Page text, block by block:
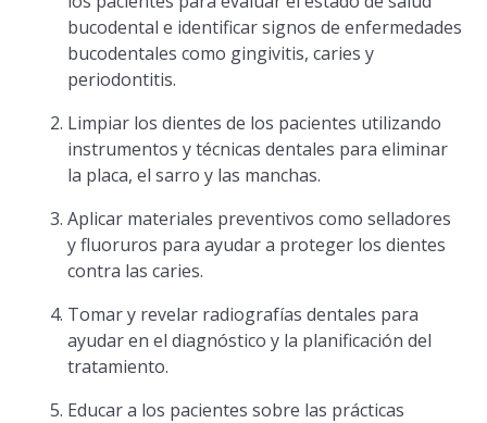
bucodental e identificar signos de enfermedades
bucodentales como gingivitis, caries y
periodontitis.
Limpiar los dientes de los pacientes utilizando
instrumentos y técnicas dentales para eliminar
la placa, el sarro y las manchas.
Aplicar materiales preventivos como selladores
y fluoruros para ayudar a proteger los dientes
contra las caries.
Tomar y revelar radiografías dentales para
ayudar en el diagnóstico y la planificación del
tratamiento.
Educar a los pacientes sobre las prácticas